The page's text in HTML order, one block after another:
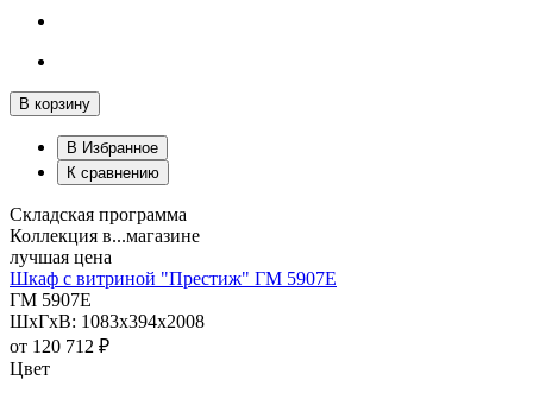
В корзину
В Избранное
К сравнению
Складская программа
Коллекция в...магазине
лучшая цена
Шкаф с витриной "Престиж" ГМ 5907Е
ГМ 5907Е
ШхГхВ: 1083х394х2008
от 120 712 ₽
Цвет